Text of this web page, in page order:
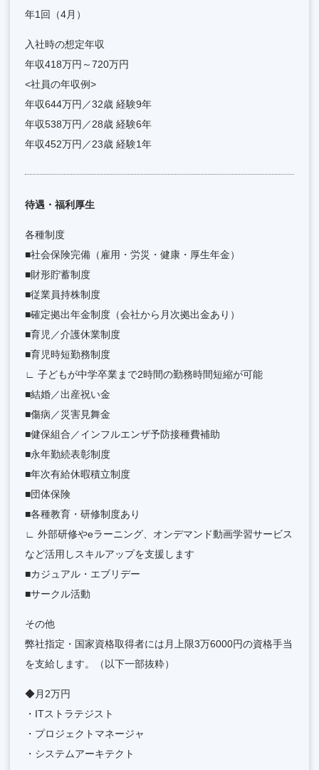
年1回（4月）
入社時の想定年収
年収418万円～720万円
<社員の年収例>
年収644万円／32歳 経験9年
年収538万円／28歳 経験6年
年収452万円／23歳 経験1年
待遇・福利厚生
各種制度
■社会保険完備（雇用・労災・健康・厚生年金）
■財形貯蓄制度
■従業員持株制度
■確定拠出年金制度（会社から月次拠出金あり）
■育児／介護休業制度
■育児時短勤務制度
∟ 子どもが中学卒業まで2時間の勤務時間短縮が可能
■結婚／出産祝い金
■傷病／災害見舞金
■健保組合／インフルエンザ予防接種費補助
■永年勤続表彰制度
■年次有給休暇積立制度
■団体保険
■各種教育・研修制度あり
∟ 外部研修やeラーニング、オンデマンド動画学習サービス
など活用しスキルアップを支援します
■カジュアル・エブリデー
■サークル活動
その他
弊社指定・国家資格取得者には月上限3万6000円の資格手当
を支給します。（以下一部抜粋）
◆月2万円
・ITストラテジスト
・プロジェクトマネージャ
・システムアーキテクト